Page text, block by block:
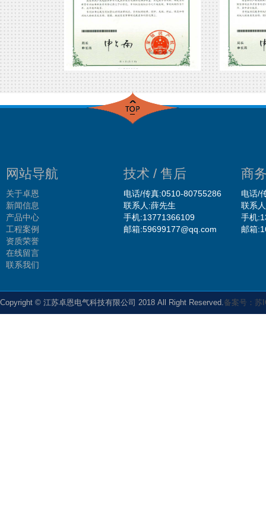
网站导航
关于卓恩
新闻信息
产品中心
工程案例
资质荣誉
在线留言
联系我们
技术 / 售后
电话/传真:0510-80755286
联系人:薛先生
手机:13771366109
邮箱:59699177@qq.com
商
电话/
联系
手机
邮箱
Copyright © 江苏卓恩电气科技有限公司 2018 All Right Reserved.备案号：苏